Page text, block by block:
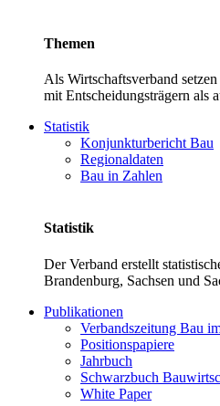
Themen
Als Wirtschaftsverband
mit Entscheidungsträgern als
Statistik
Konjunkturbericht Bau
Regionaldaten
Bau in Zahlen
Statistik
Der Verband erstellt
Brandenburg, Sachsen und
Publikationen
Verbandszeitung Bau
Positionspapiere
Jahrbuch
Schwarzbuch
White Paper